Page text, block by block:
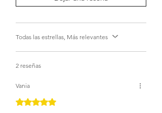
Todas las estrellas, Más relevantes
2 reseñas
Vania
Obtuvo 5 de 5 estrellas.